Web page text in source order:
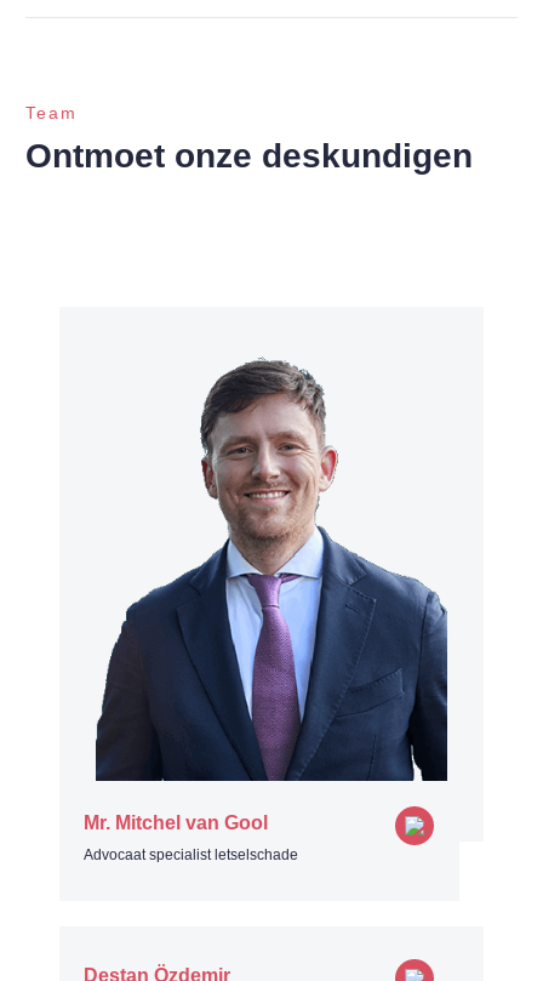
Team
Ontmoet onze deskundigen
Mr. Mitchel van Gool
Advocaat specialist letselschade
Destan Özdemir